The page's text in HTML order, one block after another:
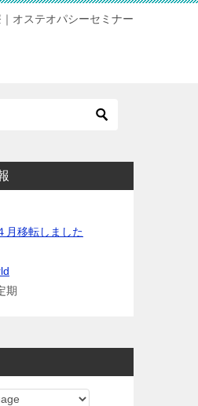
オステオパシーセミナー
月移転しました
期